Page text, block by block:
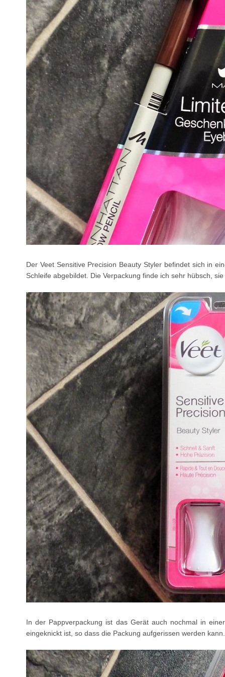
Der Veet Sensitive Precision Beauty Styler befindet sich in
Schleife abgebildet. Die Verpackung finde ich sehr hübsch,
In der Pappverpackung ist das Gerät auch nochmal in
eingeknickt ist, so dass die Packung aufgerissen werden kann.